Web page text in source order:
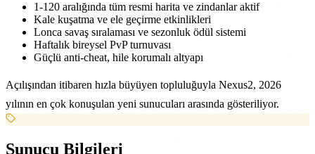
1-120 aralığında tüm resmi harita ve zindanlar aktif
Kale kuşatma ve ele geçirme etkinlikleri
Lonca savaş sıralaması ve sezonluk ödül sistemi
Haftalık bireysel PvP turnuvası
Güçlü anti-cheat, hile korumalı altyapı
Açılışından itibaren hızla büyüyen topluluğuyla Nexus2, 2026
yılının en çok konuşulan yeni sunucuları arasında gösteriliyor.
Sunucu Bilgileri